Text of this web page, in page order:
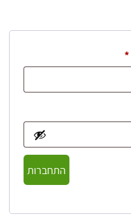
*חובה
התחברות